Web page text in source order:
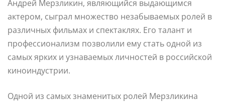
Андрей Мерзликин, являющийся выдающимся
актером, сыграл множество незабываемых ролей в
различных фильмах и спектаклях. Его талант и
профессионализм позволили ему стать одной из
самых ярких и узнаваемых личностей в российской
киноиндустрии.
Одной из самых знаменитых ролей Мерзликина